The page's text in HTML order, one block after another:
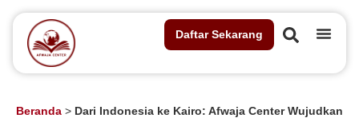
Daftar Sekarang
Beranda > Dari Indonesia ke Kairo: Afwaja Center Wujudkan